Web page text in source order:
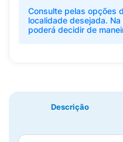
Consulte pelas opções
localidade desejada.
poderá decidir de
Descrição